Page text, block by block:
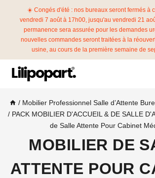
/ Mobilier Professionnel Salle d’Attente
/ PACK MOBILIER D'ACCUEIL & DE SALLE
de Salle Attente Pour Cabinet
MOBILIER DE
ATTENTE POUR
☀️ Congés d'été : nos bureaux seront fermés à
vendredi 7 août à 17h00, jusqu'au vendredi 21
permanence sera assurée pour les demandes
nouvelles commandes seront traitées à la
usine, au cours de la première semaine de